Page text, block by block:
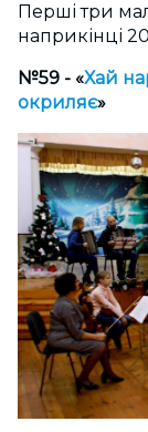
Перші три
наприкінці
№59 - «Хай
окриляє»